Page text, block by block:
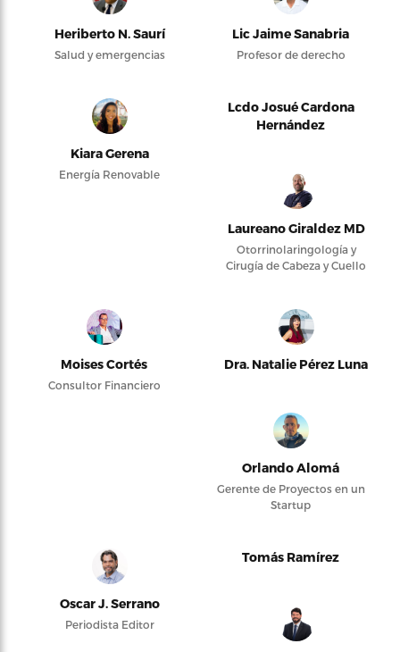
Heriberto N. Saurí
Salud y emergencias
Lic Jaime Sanabria
Profesor de derecho
Kiara Gerena
Energía Renovable
Lcdo Josué Cardona
Hernández
Laureano Giraldez MD
Otorrinolaringología y
Cirugía de Cabeza y Cuello
Moises Cortés
Consultor Financiero
Dra. Natalie Pérez Luna
Orlando Alomá
Gerente de Proyectos en un
Startup
Oscar J. Serrano
Periodista Editor
Tomás Ramírez